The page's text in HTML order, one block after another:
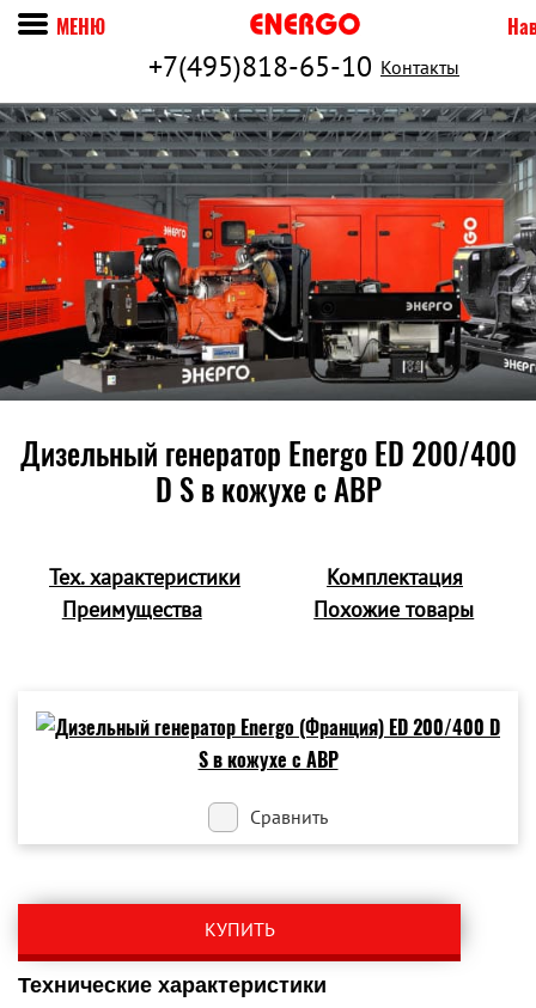
+7(495)818-65-10 Контакты
МЕНЮ
Дизельный генератор Energo ED 200/400
D S в кожухе c АВР
Тех. характеристики
Комплектация
Преимущества
Похожие товары
Сравнить
КУПИТЬ
Технические характеристики